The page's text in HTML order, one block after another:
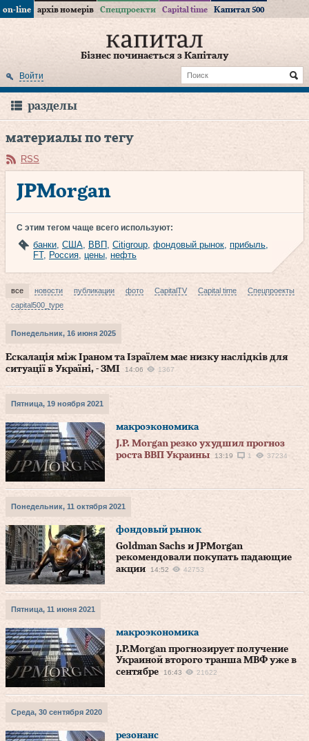
on-line архів номерів Спецпроекти Capital time Капитал 500
Бізнес починається з Капіталу
Войти
разделы
материалы по тегу
RSS
JPMorgan
С этим тегом чаще всего используют:
банки, США, ВВП , Citigroup, фондовый рынок, прибыль,
FT, Россия, цены, нефть
все новости публикации фото CapitalTV Capital time
Спецпроекты
capital500_type
Понедельник, 16 июня 2025
Ескалація між Іраном та Ізраїлем має низку наслідків для
ситуації в Україні, - ЗМІ
14:06 1367
Пятница, 19 ноября 2021
макроэкономика
J.P. Morgan резко ухудшил прогноз
роста ВВП Украины
13:19 1 37234
Понедельник, 11 октября 2021
фондовый рынок
Goldman Sachs и JPMorgan
рекомендовали покупать падающие
акции
14:52 42753
Пятница, 11 июня 2021
макроэкономика
J.P.Morgan прогнозирует получение
Украиной второго транша МВФ уже в
сентябре
16:43 21622
Среда, 30 сентября 2020
резонанс